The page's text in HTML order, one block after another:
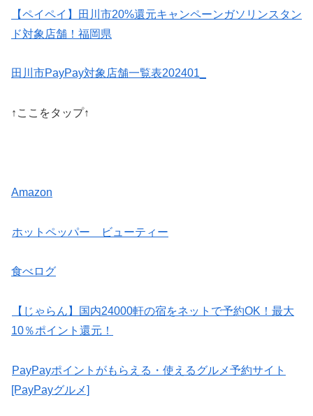
【ペイペイ】田川市20%還元キャンペーンガソリンスタン
ド対象店舗！福岡県
田川市PayPay対象店舗一覧表202401_
↑ここをタップ↑
Amazon
ホットペッパー ビューティー
食べログ
【じゃらん】国内24000軒の宿をネットで予約OK！最大
10％ポイント還元！
PayPayポイントがもらえる・使えるグルメ予約サイト
[PayPayグルメ]